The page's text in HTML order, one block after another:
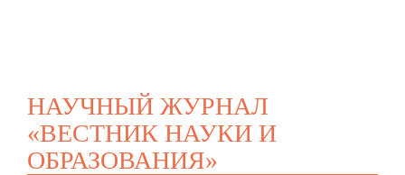
НАУЧНЫЙ ЖУРНАЛ
«ВЕСТНИК НАУКИ И
ОБРАЗОВАНИЯ»